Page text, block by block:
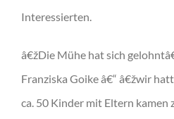
Interessierten.
â€žDie Mühe hat sich
Franziska Goike â€“ â€žwir
ca. 50 Kinder mit Eltern kamen